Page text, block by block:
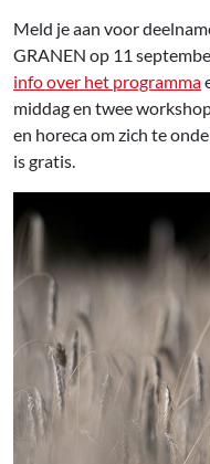
Meld je aan voor
GRANEN op 11
info over het programma
middag en twee
en horeca om zich te
is gratis.